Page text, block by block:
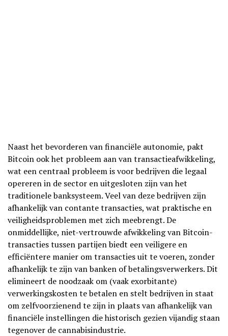
Naast het bevorderen van financiële autonomie, pakt
Bitcoin ook het probleem aan van transactieafwikkeling,
wat een centraal probleem is voor bedrijven die legaal
opereren in de sector en uitgesloten zijn van het
traditionele banksysteem. Veel van deze bedrijven zijn
afhankelijk van contante transacties, wat praktische en
veiligheidsproblemen met zich meebrengt. De
onmiddellijke, niet-vertrouwde afwikkeling van Bitcoin-
transacties tussen partijen biedt een veiligere en
efficiëntere manier om transacties uit te voeren, zonder
afhankelijk te zijn van banken of betalingsverwerkers. Dit
elimineert de noodzaak om (vaak exorbitante)
verwerkingskosten te betalen en stelt bedrijven in staat
om zelfvoorzienend te zijn in plaats van afhankelijk van
financiële instellingen die historisch gezien vijandig staan
tegenover de cannabisindustrie.